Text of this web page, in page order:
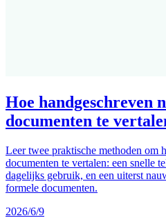
Hoe handgeschreven
documenten te
Leer twee praktische methoden om
documenten te vertalen: een snelle
dagelijks gebruik, en een uiterst
formele documenten.
2026/6/9